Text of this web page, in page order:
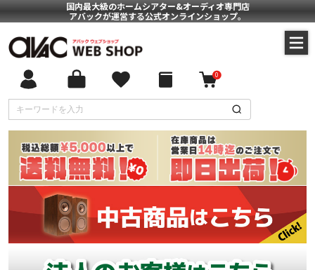
国内最大級のホームシアター&オーディオ専門店
アバックが運営する公式オンラインショップ。
0